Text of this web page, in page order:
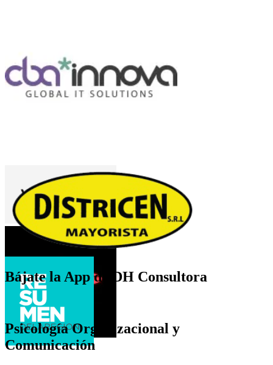
Bájate la App de DH Consultora
Psicología Organizacional y
Comunicación